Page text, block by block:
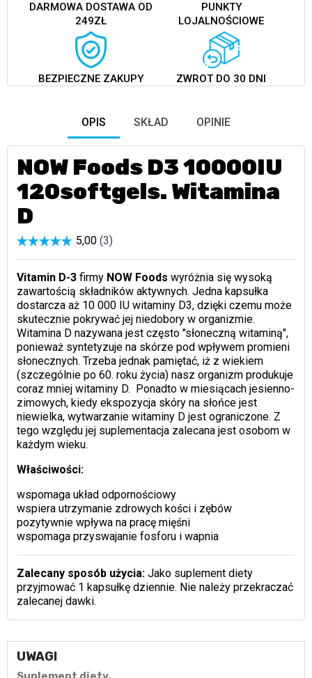
DARMOWA DOSTAWA OD
249ZŁ
PUNKTY
LOJALNOŚCIOWE
BEZPIECZNE ZAKUPY ZWROT DO 30 DNI
OPIS SKŁAD OPINIE
NOW Foods D3 10000IU
120softgels. Witamina
D
Vitamin D-3 firmy NOW Foods wyróżnia się wysoką
zawartością składników aktywnych. Jedna kapsułka
dostarcza aż 10 000 IU witaminy D3, dzięki czemu może
skutecznie pokrywać jej niedobory w organizmie.
Witamina D nazywana jest często "słoneczną witaminą",
ponieważ syntetyzuje na skórze pod wpływem promieni
słonecznych. Trzeba jednak pamiętać, iż z wiekiem
(szczególnie po 60. roku życia) nasz organizm produkuje
coraz mniej witaminy D. Ponadto w miesiącach jesienno-
zimowych, kiedy ekspozycja skóry na słońce jest
niewielka, wytwarzanie witaminy D jest ograniczone. Z
tego względu jej suplementacja zalecana jest osobom w
każdym wieku.
Właściwości:
wspomaga układ odpornościowy
wspiera utrzymanie zdrowych kości i zębów
pozytywnie wpływa na pracę mięśni
wspomaga przyswajanie fosforu i wapnia
Zalecany sposób użycia:Jako suplement diety
przyjmować 1 kapsułkę dziennie. Nie należy przekraczać
zalecanej dawki.
UWAGI